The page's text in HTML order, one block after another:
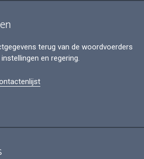
terug van de woordvoerders
en regering.